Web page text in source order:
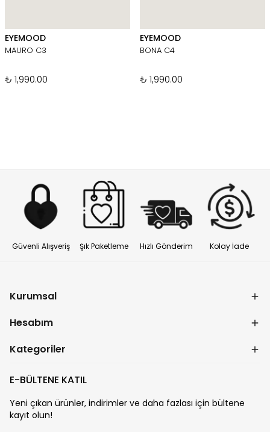
EYEMOOD
MAURO C3
₺ 1,990.00
EYEMOOD
BONA C4
₺ 1,990.00
Güvenli Alışveriş Şık Paketleme Hızlı Gönderim Kolay İade
Kurumsal
Hesabım
Kategoriler
E-BÜLTENE KATIL
Yeni çıkan ürünler, indirimler ve daha fazlası için bültene
kayıt olun!